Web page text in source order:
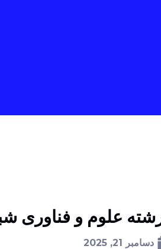
رشته علوم و فناوری
دسامبر 21, 2025